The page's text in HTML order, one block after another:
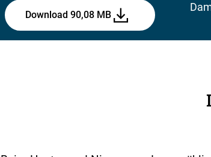
Download 90,08 MB